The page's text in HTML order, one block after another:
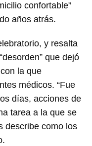
confortable”
años atrás.
y resalta
que dejó
la que
médicos. “Fue
días, acciones de
tarea a la que se
describe como los